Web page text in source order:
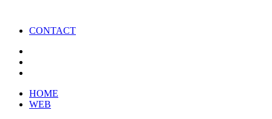
CONTACT
HOME
WEB